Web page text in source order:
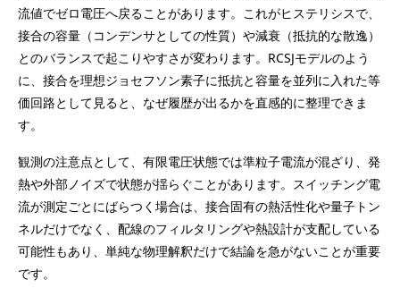
流値でゼロ電圧へ戻ることがあります。これがヒステリシスで、
接合の容量（コンデンサとしての性質）や減衰（抵抗的な散逸）
とのバランスで起こりやすさが変わります。RCSJモデルのよう
に、接合を理想ジョセフソン素子に抵抗と容量を並列に入れた等
価回路として見ると、なぜ履歴が出るかを直感的に整理できま
す。
観測の注意点として、有限電圧状態では準粒子電流が混ざり、発
熱や外部ノイズで状態が揺らぐことがあります。スイッチング電
流が測定ごとにばらつく場合は、接合固有の熱活性化や量子トン
ネルだけでなく、配線のフィルタリングや熱設計が支配している
可能性もあり、単純な物理解釈だけで結論を急がないことが重要
です。